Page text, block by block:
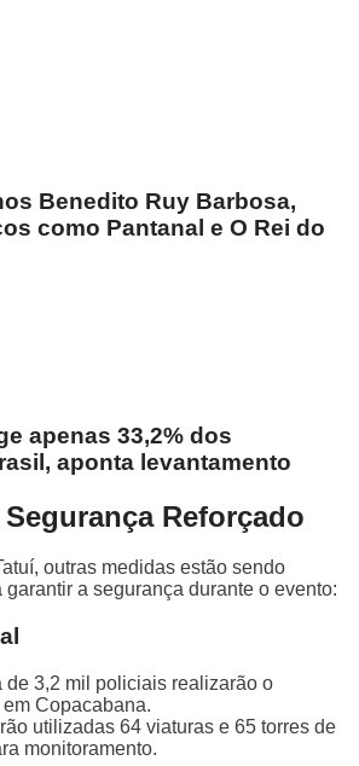
Benedito Ruy Barbosa,
como Pantanal e O Rei do
apenas 33,2% dos
aponta levantamento
Reforçado
outras medidas estão sendo
a segurança durante o evento:
de 3,2 mil policiais realizarão o
Copacabana.
utilizadas 64 viaturas e 65 torres de
monitoramento.